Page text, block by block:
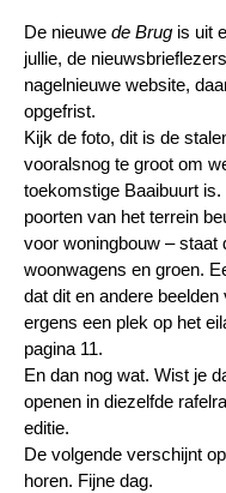
De nieuwe de Brug is uit
jullie, de
nagelnieuwe website,
opgefrist.
Kijk de foto, dit is de
vooralsnog te groot om
toekomstige Baaibuurt
poorten van het terrein
voor woningbouw –
woonwagens en groen.
dat dit en andere beelden
ergens een plek op het
pagina 11.
En dan nog wat. Wist je
openen in diezelfde
editie.
De volgende verschijnt
horen. Fijne dag.